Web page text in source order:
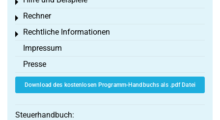
Toggle menu
Rechner
Toggle menu
Rechtliche Informationen
Toggle menu
Impressum
Presse
Download des kostenlosen Programm-Handbuchs als .pdf Datei
Steuerhandbuch: